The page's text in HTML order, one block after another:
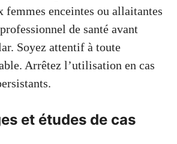
femmes enceintes ou allaitantes
de santé avant
Soyez attentif à toute
Arrêtez l’utilisation en cas
et études de cas